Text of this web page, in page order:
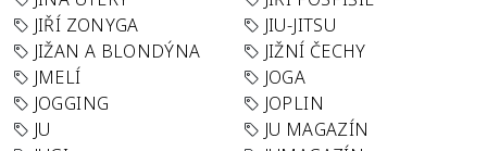
JIŘÍ ZONYGA
JIU-JITSU
JIŽAN A BLONDÝNA
JIŽNÍ ČECHY
JMELÍ
JOGA
JOGGING
JOPLIN
JU
JU MAGAZÍN